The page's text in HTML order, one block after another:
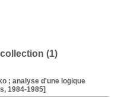
(1)
; analyse d'une logique
1984-1985]